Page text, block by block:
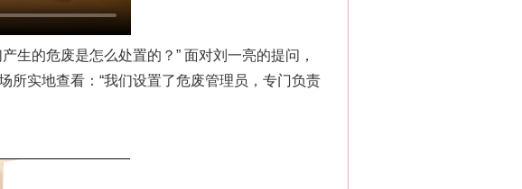
的危废是怎么处置的？” 面对刘一亮的提问，
所实地查看：“我们设置了危废管理员，专门负责